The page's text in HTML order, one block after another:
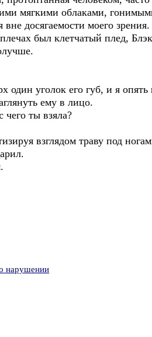
мягкими облаками,
досягаемости моего
был клетчатый плед,
один уголок его губ, и я
ему в лицо.
ты взяла?
взглядом траву под
нарушении